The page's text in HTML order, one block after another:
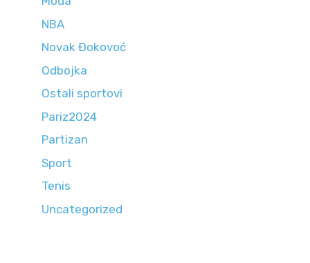
NBA
Novak Đokovoć
Odbojka
Ostali sportovi
Pariz2024
Partizan
Sport
Tenis
Uncategorized